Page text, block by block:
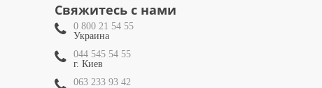
Свяжитесь с нами
0 800 21 54 55
Украина
044 545 54 55
г. Киев
063 233 93 42